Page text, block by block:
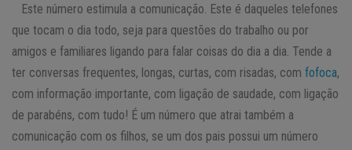
Este número estimula a comunicação. Este é daqueles telefones
que tocam o dia todo, seja para questões do trabalho ou por
amigos e familiares ligando para falar coisas do dia a dia. Tende a
ter conversas frequentes, longas, curtas, com risadas, com fofoca,
com informação importante, com ligação de saudade, com ligação
de parabéns, com tudo! É um número que atrai também a
comunicação com os filhos, se um dos pais possui um número